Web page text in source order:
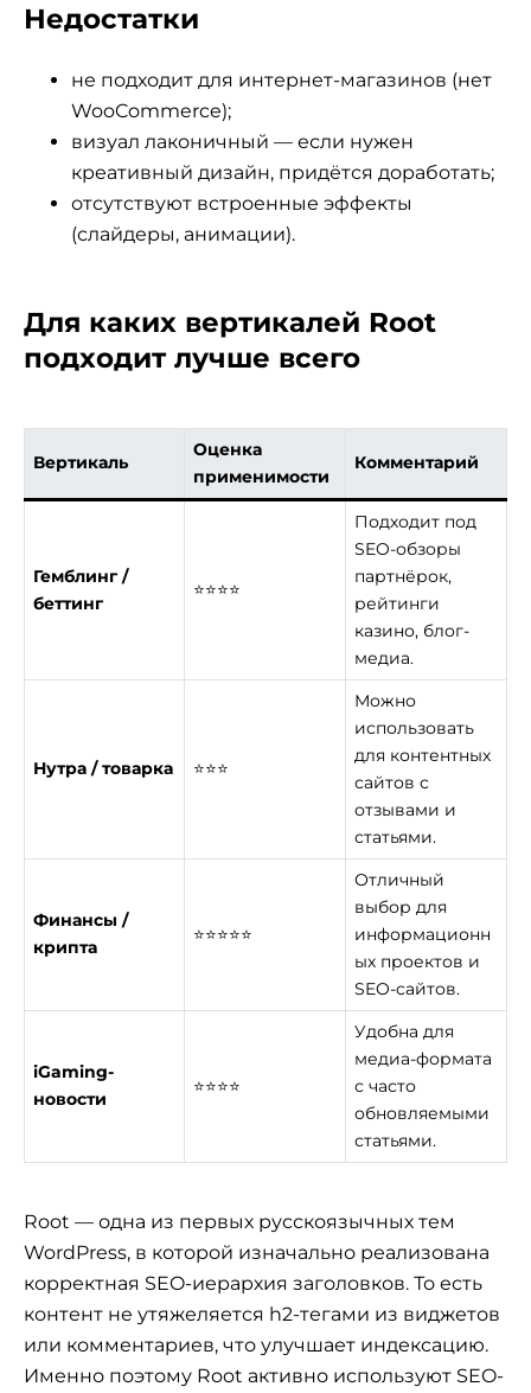
Недостатки
не подходит для интернет-магазинов (нет
WooCommerce);
визуал лаконичный — если нужен
креативный дизайн, придётся доработать;
отсутствуют встроенные эффекты
(слайдеры, анимации).
Для каких вертикалей Root
подходит лучше всего
Вертикаль
Оценка
применимости
Комментарий
Гемблинг /
беттинг
⭐⭐⭐⭐
Подходит под
SEO-обзоры
партнёрок,
рейтинги
казино, блог-
медиа.
Нутра / товарка ⭐⭐⭐
Можно
использовать
для контентных
сайтов с
отзывами и
статьями.
Финансы /
крипта
⭐⭐⭐⭐⭐
Отличный
выбор для
информационн
ых проектов и
SEO-сайтов.
iGaming-
новости
⭐⭐⭐⭐
Удобна для
медиа-формата
с часто
обновляемыми
статьями.
Root — одна из первых русскоязычных тем
WordPress, в которой изначально реализована
корректная SEO-иерархия заголовков. То есть
контент не утяжеляется h2-тегами из виджетов
или комментариев, что улучшает индексацию.
Именно поэтому Root активно используют SEO-